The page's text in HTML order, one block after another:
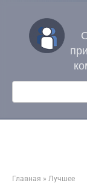
контенту
Поиск:
Главная » Лучшее